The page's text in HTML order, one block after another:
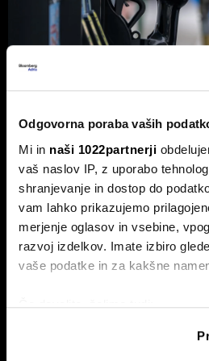
Odgovorna poraba vaših
Mi in naši 1022partnerji
vaš naslov IP, z uporabo
shranjevanje in dostop do
vam lahko prikazujemo
merjenje oglasov in vsebine,
razvoj izdelkov. Imate izbiro
vaše podatke in za kakšne
Če dovolite, želimo tudi:
Zbirati informacije o vaši
Od kod prihaja dizel
bo cena še naprej
Od začetka leta se je sod surove
več kot 30 odstotkov. A
ne kupujejo surove nafte, temveč